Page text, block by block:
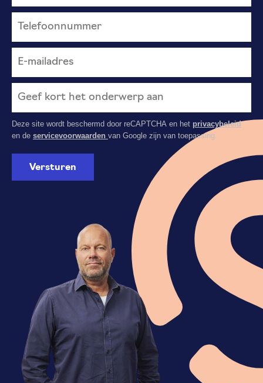
Deze site wordt beschermd door reCAPTCHA en het privacybeleid
en de servicevoorwaarden van Google zijn van toepassing.